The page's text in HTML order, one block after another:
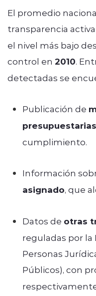
El promedio
transparencia
el nivel más bajo
control en 2010.
detectadas se
Publicación de
presupuestarias
cumplimiento.
Información
asignado, que
Datos de otras
reguladas por la
Personas
Públicos), con